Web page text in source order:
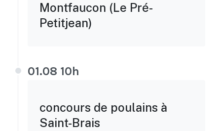
Montfaucon (Le Pré-
Petitjean)
01.08 10h
concours de poulains à
Saint-Brais